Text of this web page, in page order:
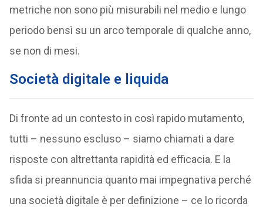
metriche non sono più misurabili nel medio e lungo
periodo bensì su un arco temporale di qualche anno,
se non di mesi.
Società digitale e liquida
Di fronte ad un contesto in così rapido mutamento,
tutti – nessuno escluso – siamo chiamati a dare
risposte con altrettanta rapidità ed efficacia. E la
sfida si preannuncia quanto mai impegnativa perché
una società digitale è per definizione – ce lo ricorda